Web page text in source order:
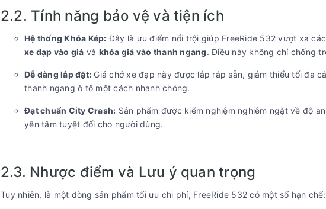
2.2. Tính năng bảo vệ và tiện ích
Hệ thống Khóa Kép: Đây là ưu điểm nổi trội giúp FreeRide 532 vượt xa
xe đạp vào giá và khóa giá vào thanh ngang. Điều này không chỉ chống
Dễ dàng lắp đặt: Giá chở xe đạp này được lắp ráp sẵn, giảm thiểu tối đa
thanh ngang ô tô một cách nhanh chóng.
Đạt chuẩn City Crash: Sản phẩm được kiểm nghiệm nghiêm ngặt về độ
yên tâm tuyệt đối cho người dùng.
2.3. Nhược điểm và Lưu ý quan trọng
Tuy nhiên, là một dòng sản phẩm tối ưu chi phí, FreeRide 532 có một số hạn chế: